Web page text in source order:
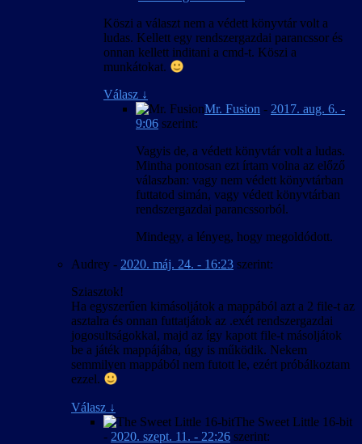
Köszi a választ nem a védett könyvtár volt a
ludas. Kellett egy rendszergazdai parancssor és
onnan kellett inditani a cmd-t. Köszi a
munkátokat.
Válasz ↓
Mr. Fusion - 2017. aug. 6. -
9:06 szerint:
Vagyis de, a védett könyvtár volt a ludas.
Mintha pontosan ezt írtam volna az előző
válaszban: vagy nem védett könyvtárban
futtatod simán, vagy védett könyvtárban
rendszergazdai parancssorból.
Mindegy, a lényeg, hogy megoldódott.
Audrey - 2020. máj. 24. - 16:23 szerint:
Sziasztok!
Ha egyszerűen kimásoljátok a mappából azt a 2 file-t az
asztalra és onnan futtatjátok az .exét rendszergazdai
jogosultságokkal, majd az így kapott file-t másoljátok
be a játék mappájába, úgy is működik. Nekem
semmilyen mappából nem futott le, ezért próbálkoztam
ezzel.
Válasz ↓
The Sweet Little 16-bit
- 2020. szept. 11. - 22:26 szerint: